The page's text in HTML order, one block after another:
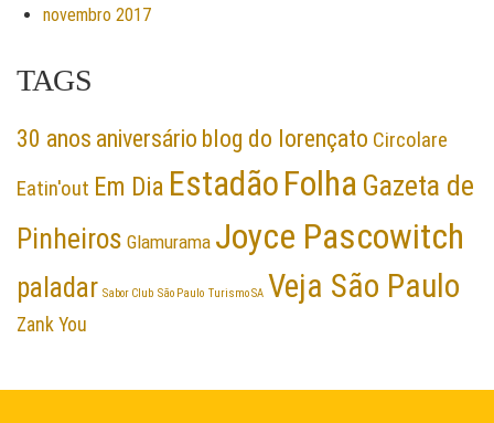
novembro 2017
TAGS
30 anos aniversário blog do lorençato Circolare
Eatin'out Em Dia EstadãoFolha Gazeta de
Pinheiros Glamurama Joyce Pascowitch
paladar Sabor Club São Paulo Turismo SA Veja São Paulo
Zank You